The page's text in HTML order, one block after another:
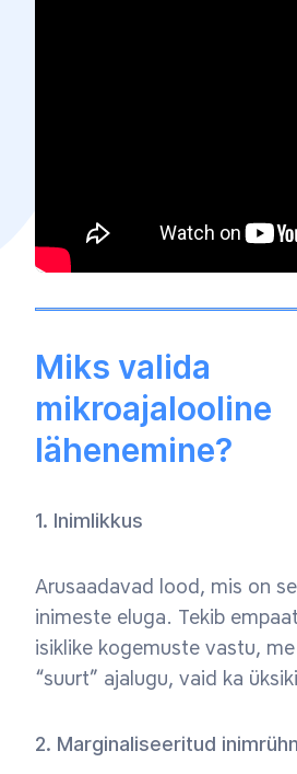
Miks valida
mikroajalooline
lähenemine?
1. Inimlikkus
Arusaadavad lood, mis on
inimeste eluga. Tekib
isiklike kogemuste vastu,
“suurt” ajalugu, vaid ka
2. Marginaliseeritud